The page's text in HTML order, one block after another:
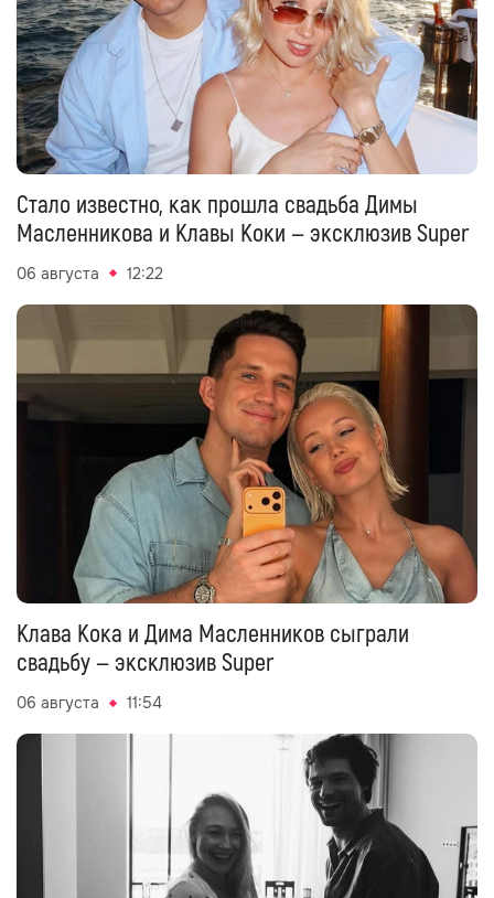
Стало известно, как прошла свадьба Димы
Масленникова и Клавы Коки — эксклюзив Super
06 августа 12:22
Клава Кока и Дима Масленников сыграли
свадьбу — эксклюзив Super
06 августа 11:54